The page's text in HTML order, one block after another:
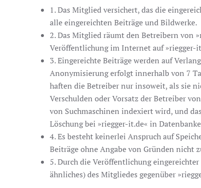
1. Das Mitglied versichert, das die
alle eingereichten Beiträge und Bildwerke.
2. Das Mitglied räumt den Betreibern von
Veröffentlichung im Internet auf
3. Eingereichte Beiträge werden auf
Anonymisierung erfolgt innerhalb von 7
haften die Betreiber nur insoweit, als sie
Verschulden oder Vorsatz der Betreiber
von Suchmaschinen indexiert wird, und
Löschung bei »riegger-it.de« in
4. Es besteht keinerlei Anspruch auf
Beiträge ohne Angabe von Gründen nicht
5. Durch die Veröffentlichung
ähnliches) des Mitgliedes gegenüber